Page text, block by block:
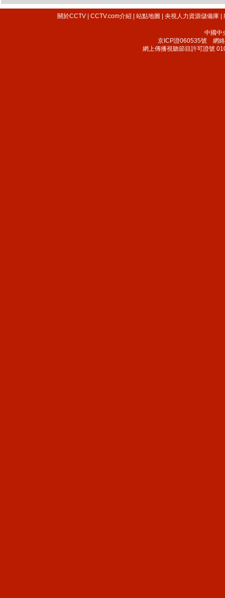
關於CCTV |CCTV.com介紹 |站點地圖 |央視人力資源儲備庫 |
中國中
京ICP證060535號 網絡
網上傳播視聽節目許可證號